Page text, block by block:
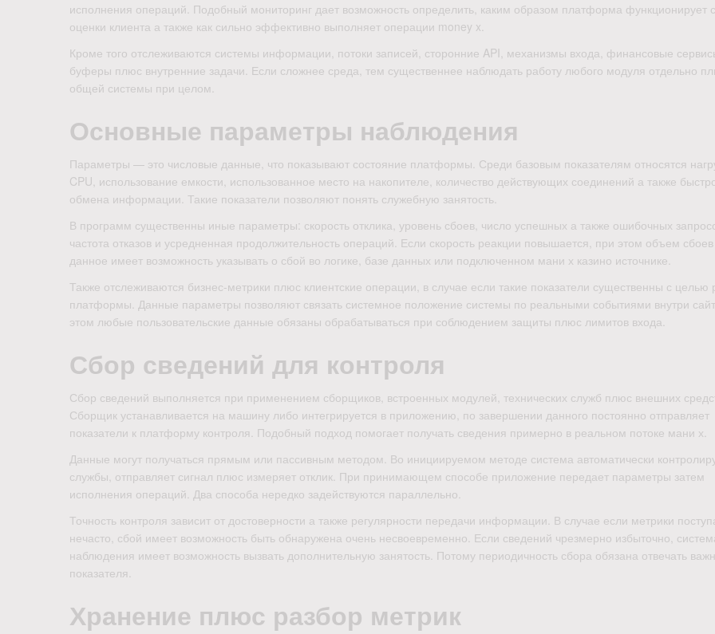
исполнения операций. Подобный мониторинг дает возможность определить, каким образом платформа функционирует
оценки клиента а также как сильно эффективно выполняет операции money x.
Кроме того отслеживаются системы информации, потоки записей, сторонние API, механизмы входа, финансовые
буферы плюс внутренние задачи. Если сложнее среда, тем существеннее наблюдать работу любого модуля отдельно
общей системы при целом.
Основные параметры наблюдения
Параметры — это числовые данные, что показывают состояние платформы. Среди базовым показателям относятся
CPU, использование емкости, использованное место на накопителе, количество действующих соединений а также
обмена информации. Такие показатели позволяют понять служебную занятость.
В программ существенны иные параметры: скорость отклика, уровень сбоев, число успешных а также ошибочных
частота отказов и усредненная продолжительность операций. Если скорость реакции повышается, при этом объем сбоев
данное имеет возможность указывать о сбой во логике, базе данных или подключенном мани х казино источнике.
Также отслеживаются бизнес-метрики плюс клиентские операции, в случае если такие показатели существенны с целью
платформы. Данные параметры позволяют связать системное положение системы по реальными событиями внутри
этом любые пользовательские данные обязаны обрабатываться при соблюдением защиты плюс лимитов входа.
Сбор сведений для контроля
Сбор сведений выполняется при применением сборщиков, встроенных модулей, технических служб плюс внешних
Сборщик устанавливается на машину либо интегрируется в приложению, по завершении данного постоянно отправляет
показатели к платформу контроля. Подобный подход помогает получать сведения примерно в реальном потоке мани х.
Данные могут получаться прямым или пассивным методом. Во инициируемом методе система автоматически
службы, отправляет сигнал плюс измеряет отклик. При принимающем способе приложение передает параметры затем
исполнения операций. Два способа нередко задействуются параллельно.
Точность контроля зависит от достоверности а также регулярности передачи информации. В случае если метрики
нечасто, сбой имеет возможность быть обнаружена очень несвоевременно. Если сведений чрезмерно избыточно,
наблюдения имеет возможность вызвать дополнительную занятость. Потому периодичность сбора обязана отвечать
показателя.
Хранение плюс разбор метрик